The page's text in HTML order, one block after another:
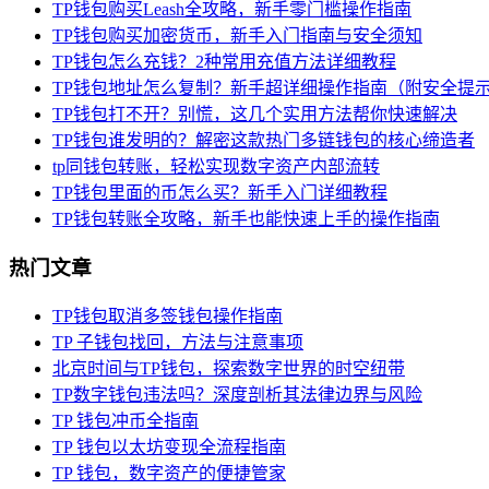
TP钱包购买Leash全攻略，新手零门槛操作指南
TP钱包购买加密货币，新手入门指南与安全须知
TP钱包怎么充钱？2种常用充值方法详细教程
TP钱包地址怎么复制？新手超详细操作指南（附安全提
TP钱包打不开？别慌，这几个实用方法帮你快速解决
TP钱包谁发明的？解密这款热门多链钱包的核心缔造者
tp同钱包转账，轻松实现数字资产内部流转
TP钱包里面的币怎么买？新手入门详细教程
TP钱包转账全攻略，新手也能快速上手的操作指南
热门文章
TP钱包取消多签钱包操作指南
TP 子钱包找回，方法与注意事项
北京时间与TP钱包，探索数字世界的时空纽带
TP数字钱包违法吗？深度剖析其法律边界与风险
TP 钱包冲币全指南
TP 钱包以太坊变现全流程指南
TP 钱包，数字资产的便捷管家